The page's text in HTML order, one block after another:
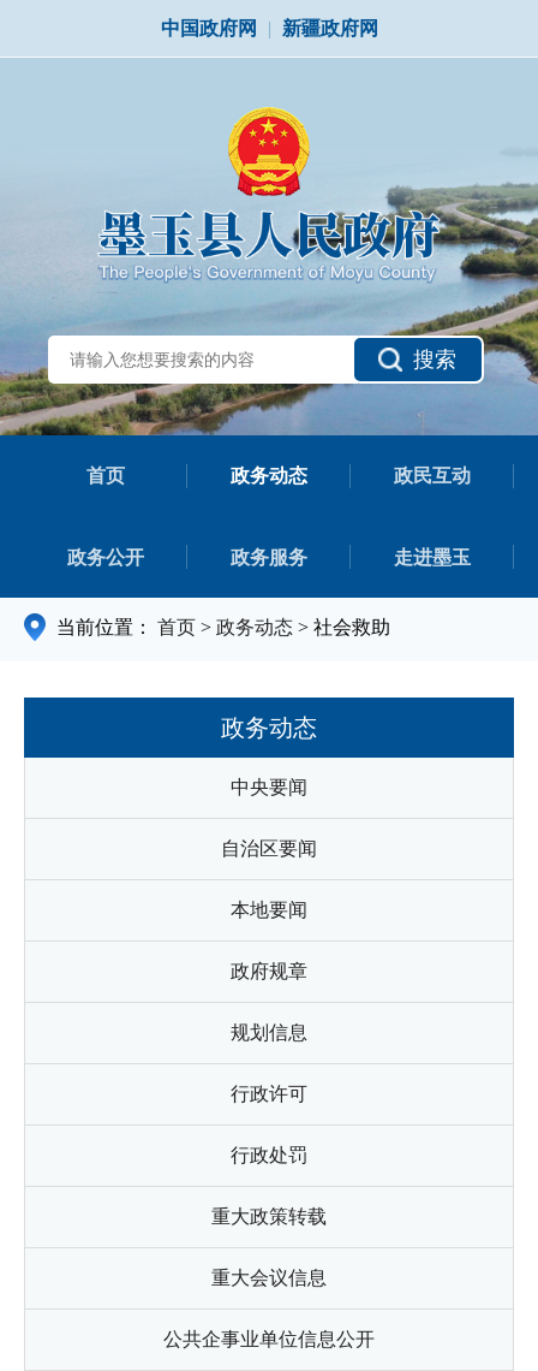
中国政府网 | 新疆政府网
搜索
首页 政务动态 政民互动
政务公开 政务服务 走进墨玉
当前位置： 首页 > 政务动态 > 社会救助
政务动态
中央要闻
自治区要闻
本地要闻
政府规章
规划信息
行政许可
行政处罚
重大政策转载
重大会议信息
公共企事业单位信息公开